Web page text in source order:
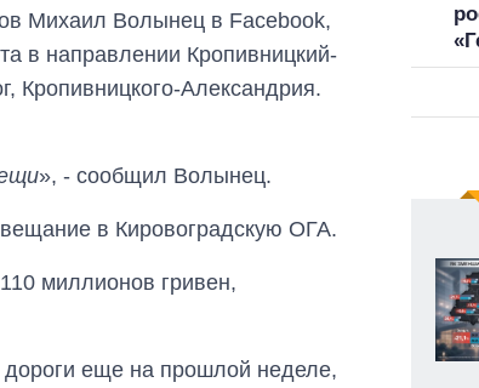
Михаил Волынец в Facebook,
в направлении Кропивницкий-
Кропивницкого-Александрия.
», - сообщил Волынец.
в Кировоградскую ОГА.
миллионов гривен,
еще на прошлой неделе,
гигантов: сколько
OpenAI и Anthropic